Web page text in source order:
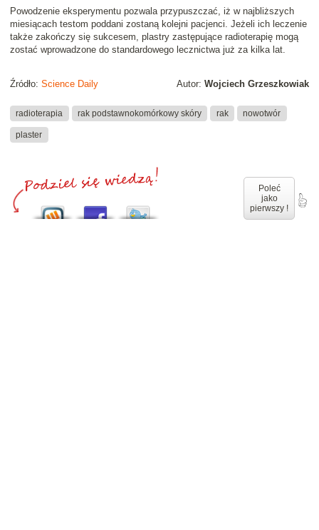
Powodzenie eksperymentu pozwala przypuszczać, iż w najbliższych
miesiącach testom poddani zostaną kolejni pacjenci. Jeżeli ich leczenie
także zakończy się sukcesem, plastry zastępujące radioterapię mogą
zostać wprowadzone do standardowego lecznictwa już za kilka lat.
Autor: Wojciech Grzeszkowiak
Źródło: Science Daily
radioterapia rak podstawnokomórkowy skóry rak nowotwór
plaster
Poleć
jako
pierwszy !